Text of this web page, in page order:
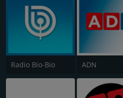
Radio Bio-Bio ADN